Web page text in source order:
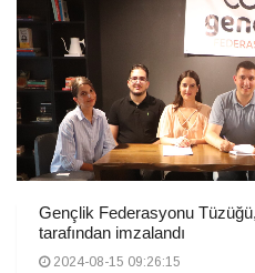
Gençlik Federasyonu
tarafından imzalandı
2024-08-15 09:26:15